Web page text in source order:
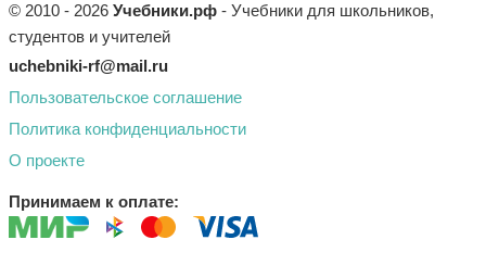
© 2010 - 2026 Учебники.рф - Учебники для школьников,
студентов и учителей
uchebniki-rf@mail.ru
Пользовательское соглашение
Политика конфиденциальности
О проекте
Принимаем к оплате: